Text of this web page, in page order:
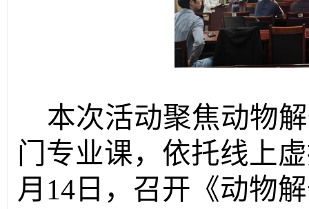
本次活动聚焦动物
门专业课，依托线上
月14日，召开《动物